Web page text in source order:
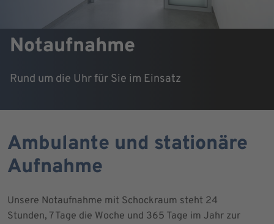
Notaufnahme
Rund um die Uhr für Sie im Einsatz
Ambulante und stationäre
Aufnahme
Unsere Notaufnahme mit Schockraum steht 24
Stunden, 7 Tage die Woche und 365 Tage im Jahr zur